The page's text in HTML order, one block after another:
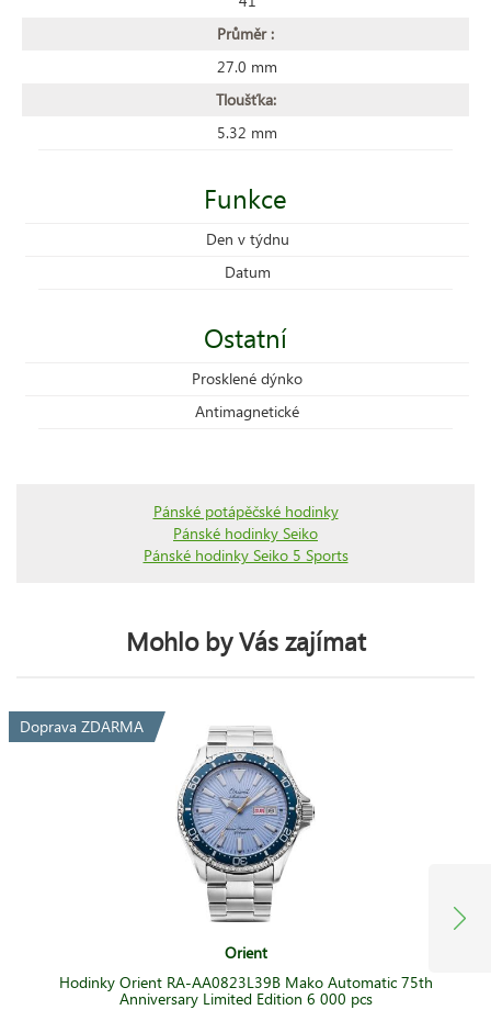
Průměr :
27.0 mm
Tloušťka:
5.32 mm
Funkce
Den v týdnu
Datum
Ostatní
Prosklené dýnko
Antimagnetické
Pánské potápěčské hodinky
Pánské hodinky Seiko
Pánské hodinky Seiko 5 Sports
Mohlo by Vás zajímat
Doprava ZDARMA
Orient
Hodinky Orient RA-AA0823L39B Mako Automatic 75th
Anniversary Limited Edition 6 000 pcs